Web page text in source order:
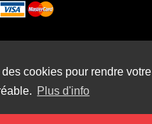
cookies pour rendre votre
Plus d'info
Pneu Vanhamme